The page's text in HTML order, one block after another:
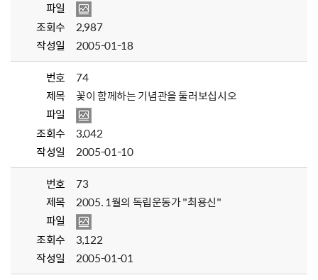
파일
조회수
2,987
작성일
2005-01-18
번호
74
제목
꽃이 함께하는 기념관을 둘러보십시오
파일
조회수
3,042
작성일
2005-01-10
번호
73
제목
2005. 1월의 독립운동가 "최용신"
파일
조회수
3,122
작성일
2005-01-01